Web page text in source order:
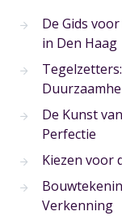
De Gids
in Den Haag
De Kunst
Perfectie
Kiezen voor
Verkenning